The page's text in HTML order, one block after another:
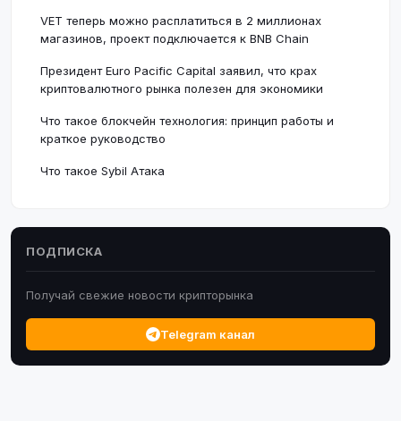
VET теперь можно расплатиться в 2 миллионах
магазинов, проект подключается к BNB Chain
Президент Euro Pacific Capital заявил, что крах
криптовалютного рынка полезен для экономики
Что такое блокчейн технология: принцип работы и
краткое руководство
Что такое Sybil Атака
ПОДПИСКА
Получай свежие новости крипторынка
Telegram канал